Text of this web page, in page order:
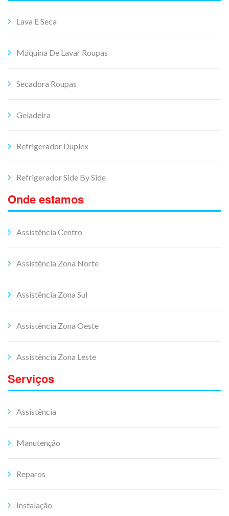
Lava E Seca
Máquina De Lavar Roupas
Secadora Roupas
Geladeira
Refrigerador Duplex
Refrigerador Side By Side
Onde estamos
Assistência Centro
Assistência Zona Norte
Assistência Zona Sul
Assistência Zona Oeste
Assistência Zona Leste
Serviços
Assistência
Manutenção
Reparos
Instalação